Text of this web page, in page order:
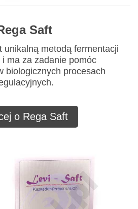
Saft
unikalną metodą fermentacji
i ma za zadanie pomóc
biologicznych procesach
o Rega Saft